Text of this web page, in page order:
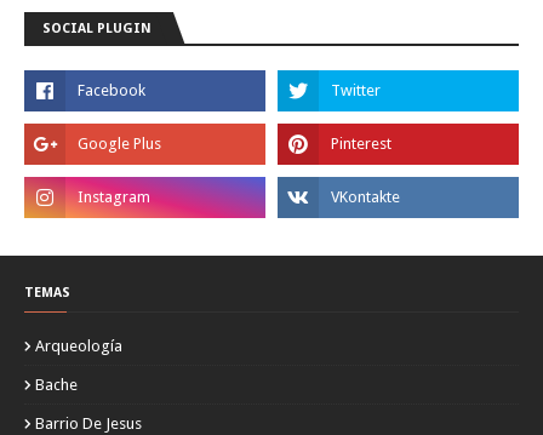
SOCIAL PLUGIN
TEMAS
Arqueología
Bache
Barrio De Jesus